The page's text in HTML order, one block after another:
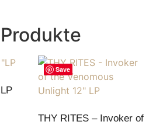
Save
THY RITES – Invoker of